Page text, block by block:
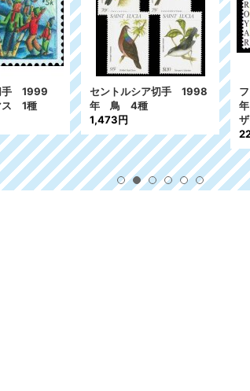
フェロー諸島切手 1999
年 イエスズメ ミソサ
ザイ 鳥 2種
220円
チェコ切手
リスマス 1種